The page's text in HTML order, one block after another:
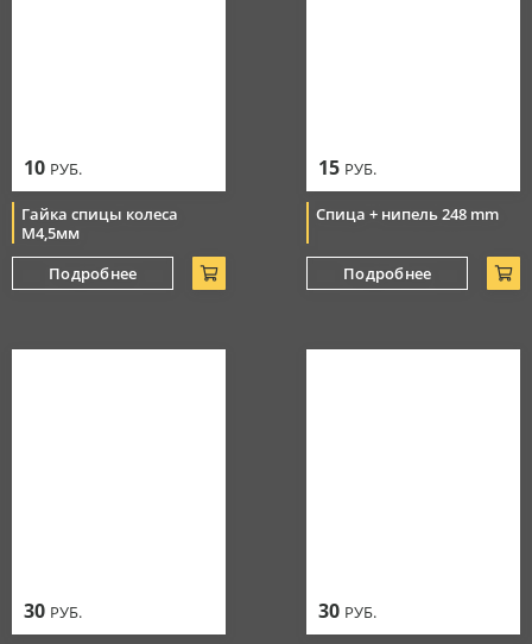
10 РУБ.
Гайка спицы колеса
М4,5мм
Подробнее
15 РУБ.
Спица + нипель 248 mm
Подробнее
30 РУБ. 30 РУБ.